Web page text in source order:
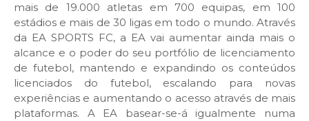
mais de 19.000 atletas em 700 equipas, em 100
estádios e mais de 30 ligas em todo o mundo. Através
da EA SPORTS FC, a EA vai aumentar ainda mais o
alcance e o poder do seu portfólio de licenciamento
de futebol, mantendo e expandindo os conteúdos
licenciados do futebol, escalando para novas
experiências e aumentando o acesso através de mais
plataformas. A EA basear-se-á igualmente numa